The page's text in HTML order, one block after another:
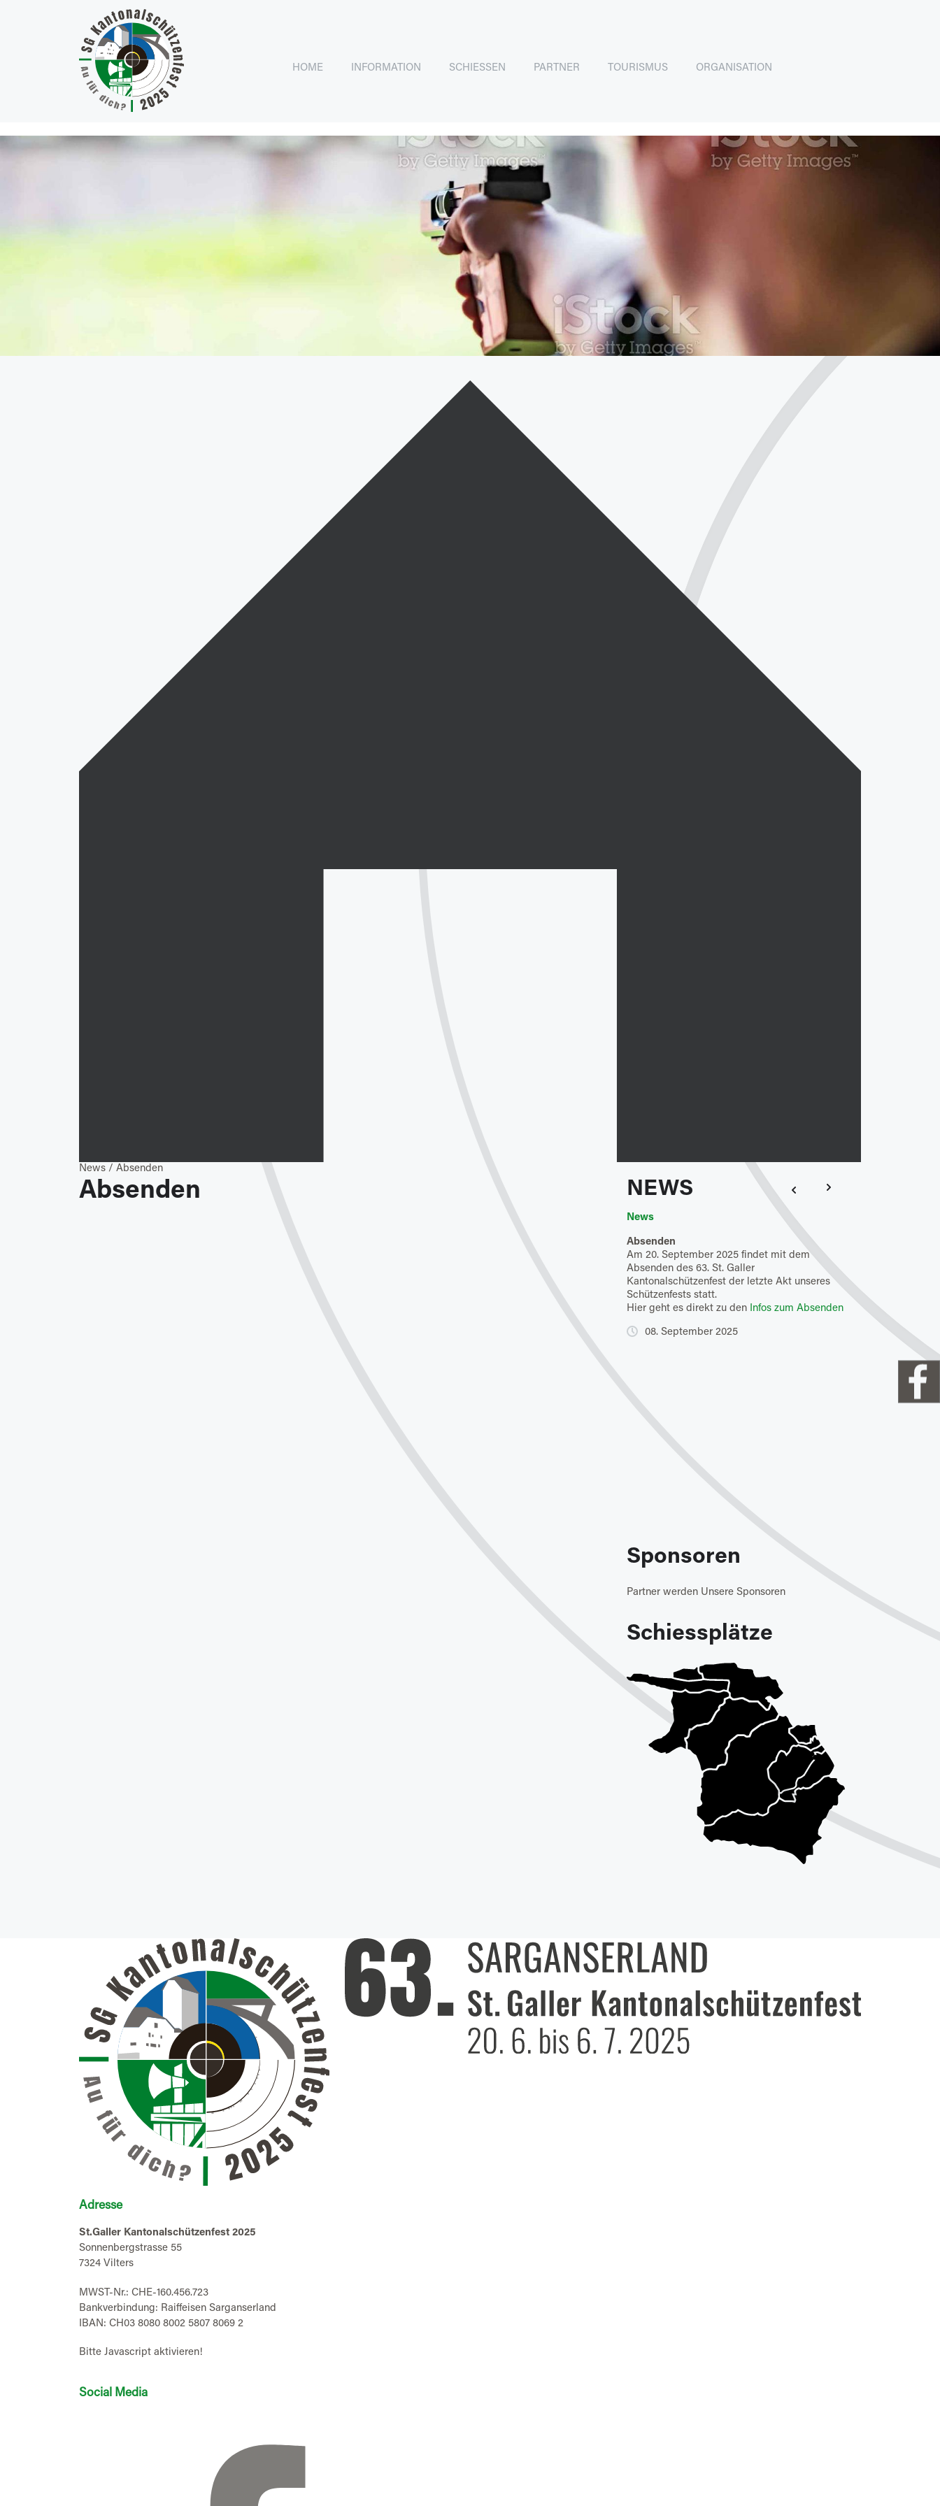
HOME INFORMATION SCHIESSEN PARTNER TOURISMUS ORGANISATION
News /Absenden
Absenden NEWS
News
Absenden
Am 20. September 2025 findet mit dem
Absenden des 63. St. Galler
Kantonalschützenfest der letzte Akt unseres
Schützenfests statt.
Hier geht es direkt zu den Infos zum Absenden
08. September 2025
Startschuss treffen
Resultate ein.
Hier geht es direkt
20. Juni 2025
Sponsoren
Partner werden Unsere Sponsoren
Schiessplätze
Adresse
St.Galler Kantonalschützenfest 2025
Sonnenbergstrasse 55
7324 Vilters
MWST-Nr.: CHE-160.456.723
Bankverbindung: Raiffeisen Sarganserland
IBAN: CH03 8080 8002 5807 8069 2
Bitte Javascript aktivieren!
Social Media